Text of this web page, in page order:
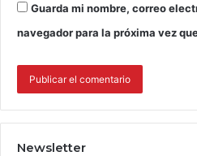
Guarda mi nombre, correo
navegador para la próxima vez
Newsletter